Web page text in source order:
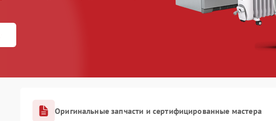
Оригинальные запчасти и сертифицированные мастера